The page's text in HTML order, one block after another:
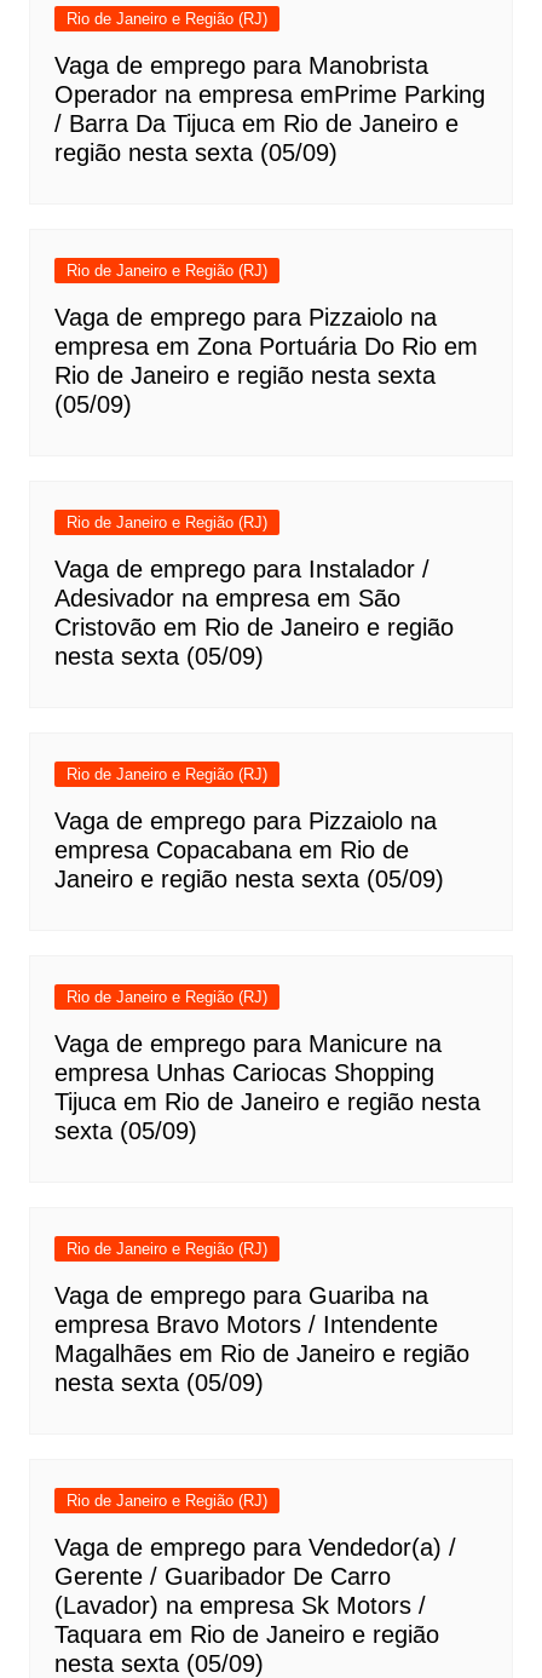
Rio de Janeiro e Região (RJ)
Vaga de emprego para Manobrista
Operador na empresa emPrime Parking
/ Barra Da Tijuca em Rio de Janeiro e
região nesta sexta (05/09)
Rio de Janeiro e Região (RJ)
Vaga de emprego para Pizzaiolo na
empresa em Zona Portuária Do Rio em
Rio de Janeiro e região nesta sexta
(05/09)
Rio de Janeiro e Região (RJ)
Vaga de emprego para Instalador /
Adesivador na empresa em São
Cristovão em Rio de Janeiro e região
nesta sexta (05/09)
Rio de Janeiro e Região (RJ)
Vaga de emprego para Pizzaiolo na
empresa Copacabana em Rio de
Janeiro e região nesta sexta (05/09)
Rio de Janeiro e Região (RJ)
Vaga de emprego para Manicure na
empresa Unhas Cariocas Shopping
Tijuca em Rio de Janeiro e região nesta
sexta (05/09)
Rio de Janeiro e Região (RJ)
Vaga de emprego para Guariba na
empresa Bravo Motors / Intendente
Magalhães em Rio de Janeiro e região
nesta sexta (05/09)
Rio de Janeiro e Região (RJ)
Vaga de emprego para Vendedor(a) /
Gerente / Guaribador De Carro
(Lavador) na empresa Sk Motors /
Taquara em Rio de Janeiro e região
nesta sexta (05/09)